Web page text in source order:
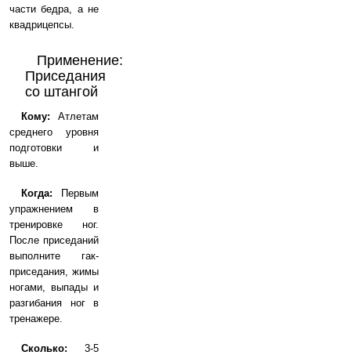
части бедра, а не
квадрицепсы.
Применение:
Приседания
со штангой
Кому: Атлетам
среднего уровня
подготовки и
выше.
Когда: Первым
упражнением в
тренировке ног.
После приседаний
выполните гак-
приседания, жимы
ногами, выпады и
разгибания ног в
тренажере.
Сколько: 3-5